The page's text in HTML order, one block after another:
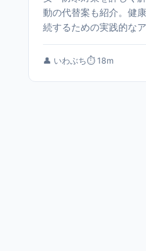
動の代替案も紹介。健
続するための実践的な
👤 いわぶち⏱️ 18m